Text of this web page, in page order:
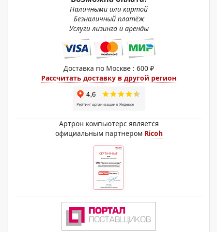
Наличными или картой
Безналичный платёж
Услуги лизинга и аренды
Доставка по Москве : 600 ₽
Рассчитать доставку в другой регион
Артрон компьютерс является
официальным партнером Ricoh